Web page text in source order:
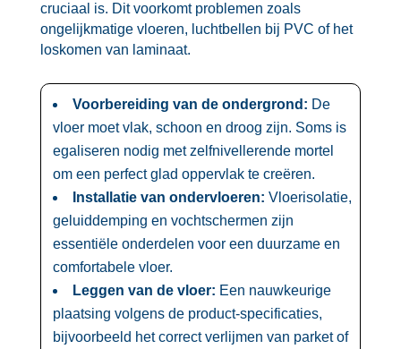
cruciaal is.​ Dit voorkomt problemen zoals
ongelijkmatige vloeren, luchtbellen bij PVC of het
loskomen van laminaat.​
Voorbereiding van de ondergrond: De
vloer moet vlak, schoon en droog zijn.​ Soms is
egaliseren nodig met zelfnivellerende mortel
om een perfect glad oppervlak te creëren.​
Installatie van ondervloeren: Vloerisolatie,
geluiddemping en vochtschermen zijn
essentiële onderdelen voor een duurzame en
comfortabele vloer.​
Leggen van de vloer: Een nauwkeurige
plaatsing volgens de product-specificaties,
bijvoorbeeld het correct verlijmen van parket of